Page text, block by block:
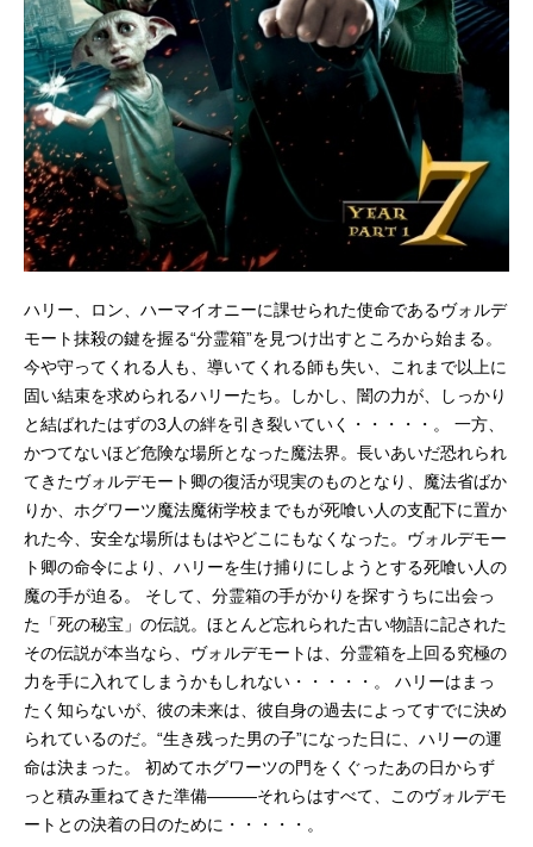
ハリー、ロン、ハーマイオニーに課せられた使命であるヴォルデ
モート抹殺の鍵を握る“分霊箱”を見つけ出すところから始まる。
今や守ってくれる人も、導いてくれる師も失い、これまで以上に
固い結束を求められるハリーたち。しかし、闇の力が、しっかり
と結ばれたはずの3人の絆を引き裂いていく・・・・・。 一方、
かつてないほど危険な場所となった魔法界。長いあいだ恐れられ
てきたヴォルデモート卿の復活が現実のものとなり、魔法省ばか
りか、ホグワーツ魔法魔術学校までもが死喰い人の支配下に置か
れた今、安全な場所はもはやどこにもなくなった。ヴォルデモー
ト卿の命令により、ハリーを生け捕りにしようとする死喰い人の
魔の手が迫る。 そして、分霊箱の手がかりを探すうちに出会っ
た「死の秘宝」の伝説。ほとんど忘れられた古い物語に記された
その伝説が本当なら、ヴォルデモートは、分霊箱を上回る究極の
力を手に入れてしまうかもしれない・・・・・。 ハリーはまっ
たく知らないが、彼の未来は、彼自身の過去によってすでに決め
られているのだ。“生き残った男の子”になった日に、ハリーの運
命は決まった。 初めてホグワーツの門をくぐったあの日からず
っと積み重ねてきた準備―――それらはすべて、このヴォルデモ
ートとの決着の日のために・・・・・。